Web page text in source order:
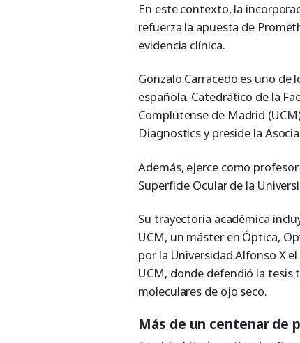
En este contexto, la
refuerza la apuesta de
evidencia clínica.
Gonzalo Carracedo es uno
española. Catedrático de la
Complutense de Madrid
Diagnostics y preside la
Además, ejerce como
Superficie Ocular de la
Su trayectoria académica
UCM, un máster en Óptica,
por la Universidad Alfonso X
UCM, donde defendió la
moleculares de ojo seco.
Más de un centenar de